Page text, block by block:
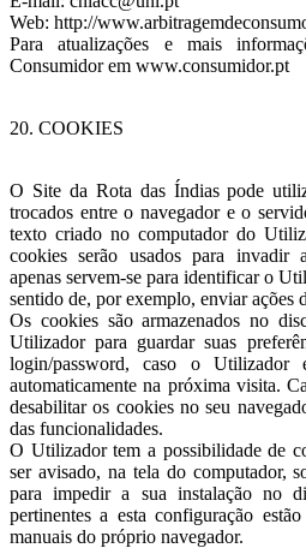
Web: http://
Para atualizações e mais
Consumidor em www.consumidor.pt
20. COOKIES
O Site da Rota das Índias pode
trocados entre o navegador e o
texto criado no computador do
cookies serão usados para invadir
apenas servem-se para identificar o
sentido de, por exemplo, enviar ações
Os cookies são armazenados no
Utilizador para guardar suas
login/password, caso o Utilizador
automaticamente na próxima visita.
desabilitar os cookies no seu
das funcionalidades.
O Utilizador tem a possibilidade de
ser avisado, na tela do computador,
para impedir a sua instalação no
pertinentes a esta configuração
manuais do próprio navegador.